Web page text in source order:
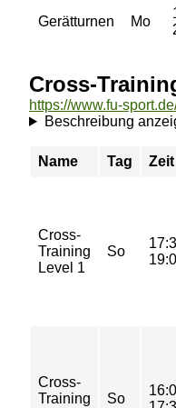
Gerätturnen Mo
Cross-
Beschreibung
Name Tag Zeit
Cross-
Training
Level 1
So
Cross-
Training
So